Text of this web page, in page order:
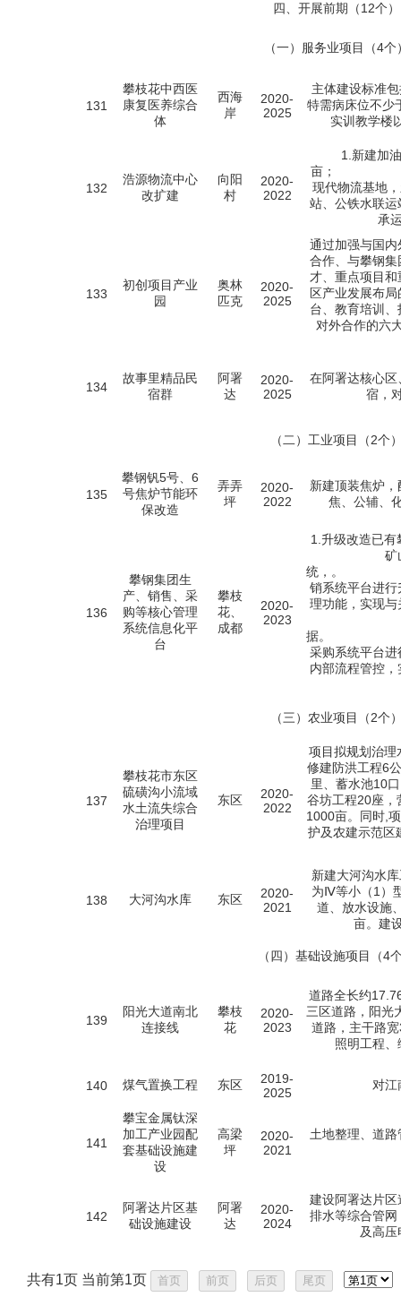
四、开展前期（12个）
（一）服务业项目（4个
131
攀枝花中西医
康复医养综合
体
西海
岸
2020-
2025
主体建设标准
特需病床位不少
实训教学楼
132
浩源物流中心
改扩建
向阳
村
2020-
2022
1.新建加
亩
现代物流基地
站、公铁水联
承
133
初创项目产业
园
奥林
匹克
2020-
2025
通过加强与国
合作、与攀钢
才、重点项目
区产业发展布
台、教育培训
对外合作的六
134
故事里精品民
宿群
阿署
达
2020-
2025
在阿署达核心
宿，
（二）工业项目（2个
135
攀钢钒5号、6
号焦炉节能环
保改造
弄弄
坪
2020-
2022
新建顶装焦炉
焦、公辅、
136
攀钢集团生
产、销售、采
购等核心管理
系统信息化平
台
攀枝
花、
成都
2020-
2023
1.升级改造已
矿
统
销系统平台进
理功能，实现
采购系统平台
内部流程管控
（三）农业项目（2个
137
攀枝花市东区
硫磺沟小流域
水土流失综合
治理项目
东区
2020-
2022
项目拟规划治理
修建防洪工程6
里、蓄水池10
谷坊工程20座，
1000亩。同时,
护及农建示范区
138 大河沟水库 东区
2020-
2021
新建大河沟水
为Ⅳ等小（1）
道、放水设施
亩。建
（四）基础设施项目（4
139
阳光大道南北
连接线
攀枝
花
2020-
2023
道路全长约
三区道路，阳光
道路，主干路
照明工程
140 煤气置换工程 东区
2019-
2025
对江
141
攀宝金属钛深
加工产业园配
套基础设施建
设
高梁
坪
2020-
2021
土地整理、道
142
阿署达片区基
础设施建设
阿署
达
2020-
2024
建设阿署达片
排水等综合管
及高
共有1页 当前第1页